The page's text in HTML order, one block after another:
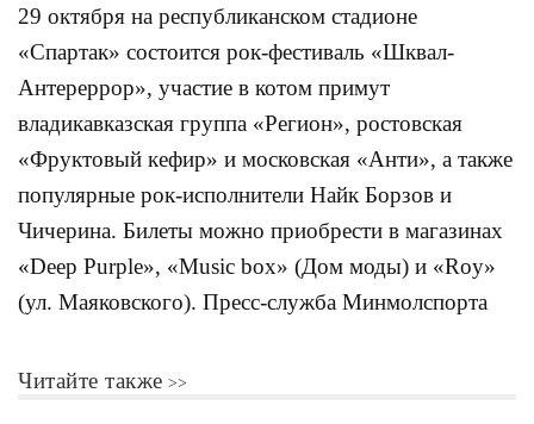
29 октября на республиканском стадионе
«Спартак» состоится рок-фестиваль «Шквал-
Антереррор», участие в котом примут
владикавказская группа «Регион», ростовская
«Фруктовый кефир» и московская «Анти», а также
популярные рок-исполнители Найк Борзов и
Чичерина. Билеты можно приобрести в магазинах
«Deep Purple», «Music box» (Дом моды) и «Roy»
(ул. Маяковского). Пресс-служба Минмолспорта
Читайте также